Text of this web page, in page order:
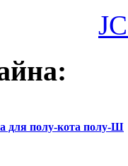
для полу-кота полу-Ш